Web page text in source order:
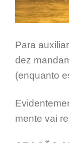
Para
dez
(enquanto
mente vai